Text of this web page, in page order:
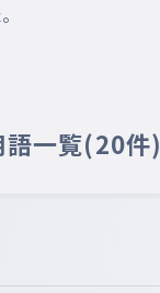
語一覧(20件)